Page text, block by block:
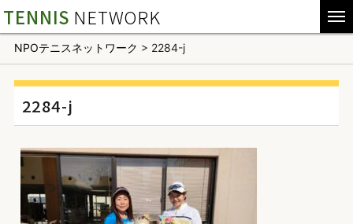
TENNIS NETWORK
NPOテニスネットワーク > 2284-j
2284-j